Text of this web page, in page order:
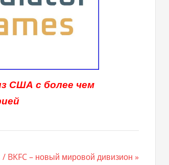
США с более чем
– новый мировой дивизион